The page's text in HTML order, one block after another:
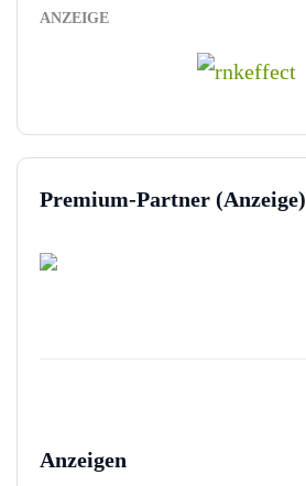
ANZEIGE
Premium-Partner (Anzeige)
Anzeigen